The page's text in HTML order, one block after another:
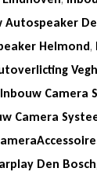
Autospeaker
Helmond,
Inbouw Camera
Camera
Den Bosch,